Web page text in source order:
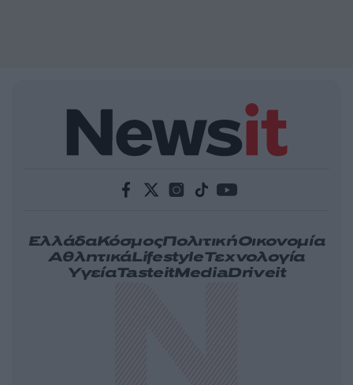
ΕλλάδαΚόσμοςΠολιτικήΟικονομία
ΑθλητικάLifestyleΤεχνολογία
ΥγείαTasteitMediaDriveit